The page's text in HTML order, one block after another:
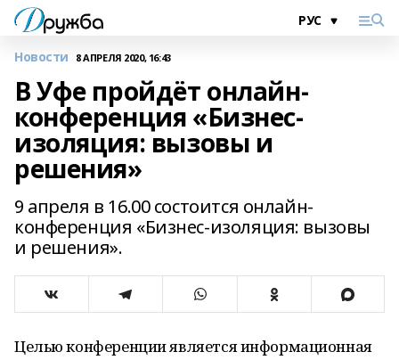
Новости 8 АПРЕЛЯ 2020, 16:43
В Уфе пройдёт онлайн-
конференция «Бизнес-
изоляция: вызовы и
решения»
9 апреля в 16.00 состоится онлайн-
конференция «Бизнес-изоляция: вызовы
и решения».
Целью конференции является информационная